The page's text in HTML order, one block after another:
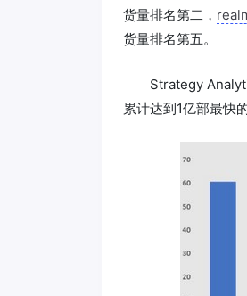
货量排名第二，
货量排名第五。
Strategy
累计达到1亿部最快